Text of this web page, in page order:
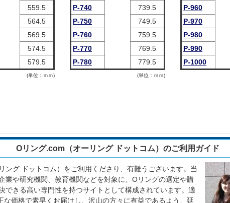
(単位：ｍｍ)
559.5
564.5
569.5
574.5
579.5
(単位：ｍｍ)
P-740
739.5
P-750
749.5
P-760
759.5
P-770
769.5
P-780
779.5
P-960
P-970
P-980
P-990
P-1000
Oリング.com（オーリング ドットコム）のご利用ガイド
ング ドットコム）をご利用くださり、有難うございます。当
業や研究機関、教育機関などを対象に、Oリングの選定や購
できる高い専門性を持つサイトとして構成されています。適
な価格で素早くお届けし、沢山の方々に有益であるよう、延